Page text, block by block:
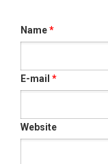
Name*
E-mail *
Website